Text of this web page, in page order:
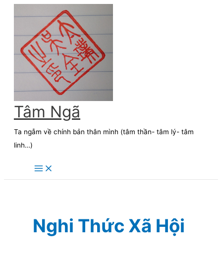
content
Tâm Ngã
Ta ngẫm về chính bản thân mình (tâm thần- tâm lý- tâm
linh…)
Nghi Thức Xã Hội